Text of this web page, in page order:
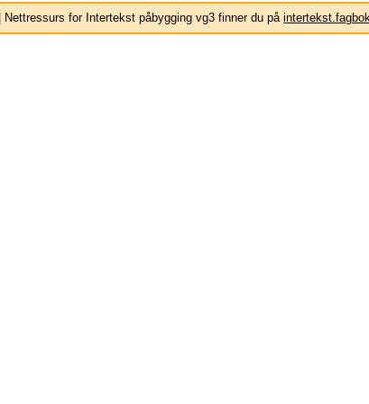
| Nettressurs for Intertekst påbygging vg3 finner du på